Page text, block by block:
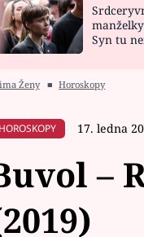
Syn tu
Ženy ■ Horoskopy
HOROSKOPY 17. ledna
–